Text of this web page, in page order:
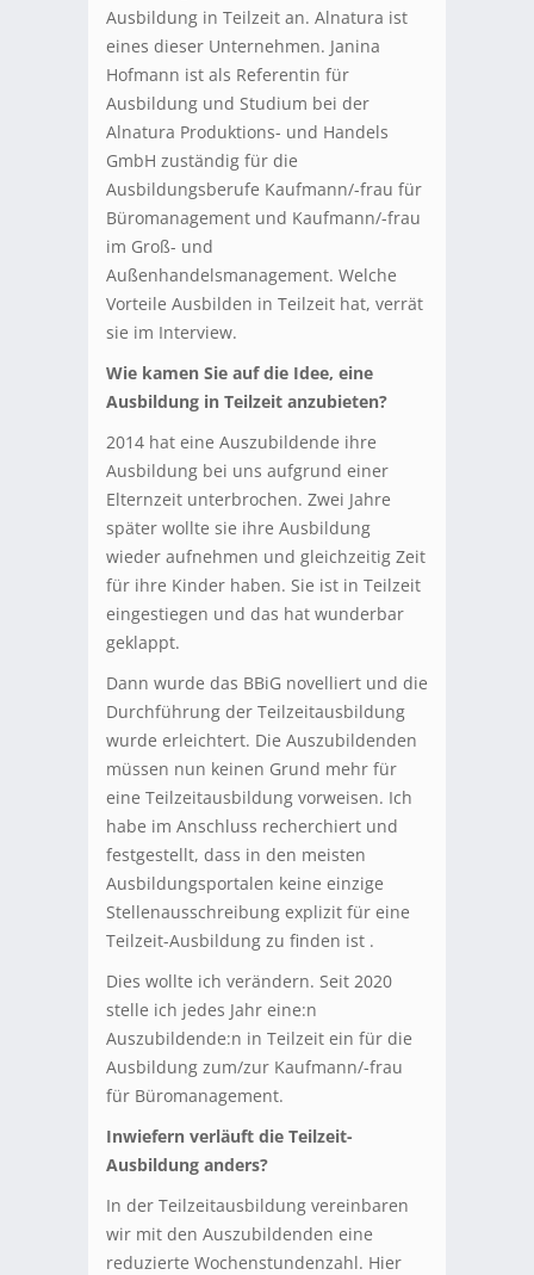
Ausbildung in Teilzeit an. Alnatura ist
eines dieser Unternehmen. Janina
Hofmann ist als Referentin für
Ausbildung und Studium bei der
Alnatura Produktions- und Handels
GmbH zuständig für die
Ausbildungsberufe Kaufmann/-frau für
Büromanagement und Kaufmann/-frau
im Groß- und
Außenhandelsmanagement. Welche
Vorteile Ausbilden in Teilzeit hat, verrät
sie im Interview.
Wie kamen Sie auf die Idee, eine
Ausbildung in Teilzeit anzubieten?
2014 hat eine Auszubildende ihre
Ausbildung bei uns aufgrund einer
Elternzeit unterbrochen. Zwei Jahre
später wollte sie ihre Ausbildung
wieder aufnehmen und gleichzeitig Zeit
für ihre Kinder haben. Sie ist in Teilzeit
eingestiegen und das hat wunderbar
geklappt.
Dann wurde das BBiG novelliert und die
Durchführung der Teilzeitausbildung
wurde erleichtert. Die Auszubildenden
müssen nun keinen Grund mehr für
eine Teilzeitausbildung vorweisen. Ich
habe im Anschluss recherchiert und
festgestellt, dass in den meisten
Ausbildungsportalen keine einzige
Stellenausschreibung explizit für eine
Teilzeit-Ausbildung zu finden ist .
Dies wollte ich verändern. Seit 2020
stelle ich jedes Jahr eine:n
Auszubildende:n in Teilzeit ein für die
Ausbildung zum/zur Kaufmann/-frau
für Büromanagement.
Inwiefern verläuft die Teilzeit-
Ausbildung anders?
In der Teilzeitausbildung vereinbaren
wir mit den Auszubildenden eine
reduzierte Wochenstundenzahl. Hier